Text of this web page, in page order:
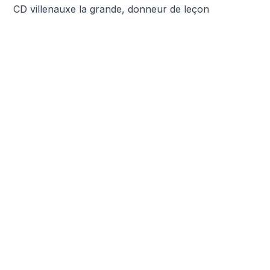
CD villenauxe la grande, donneur de leçon